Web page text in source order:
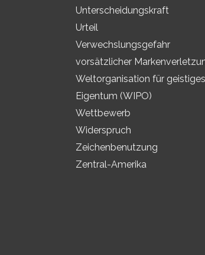
Unterscheidungskraft
Urteil
Verwechslungsgefahr
vorsätzlicher
Weltorganisation für geistiges
Eigentum (WIPO)
Wettbewerb
Widerspruch
Zeichenbenutzung
Zentral-Amerika